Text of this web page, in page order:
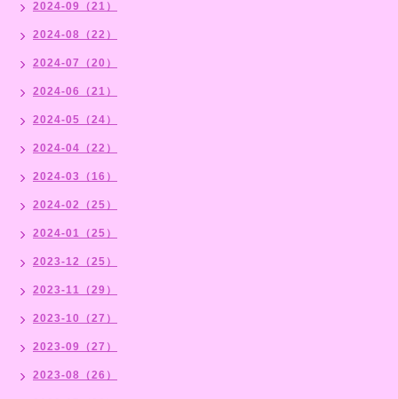
2024-09（21）
2024-08（22）
2024-07（20）
2024-06（21）
2024-05（24）
2024-04（22）
2024-03（16）
2024-02（25）
2024-01（25）
2023-12（25）
2023-11（29）
2023-10（27）
2023-09（27）
2023-08（26）